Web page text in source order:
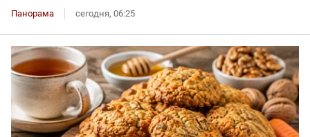
Панорама сегодня, 06:25